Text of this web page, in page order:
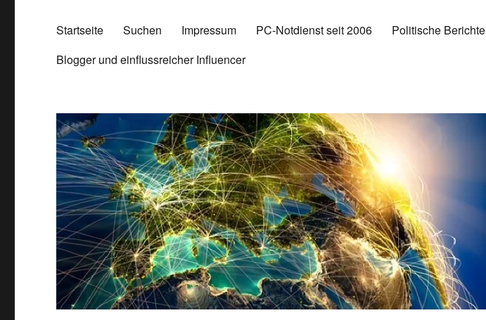
Startseite Suchen Impressum PC-Notdienst seit 2006 Politische Berichte
Blogger und einflussreicher Influencer